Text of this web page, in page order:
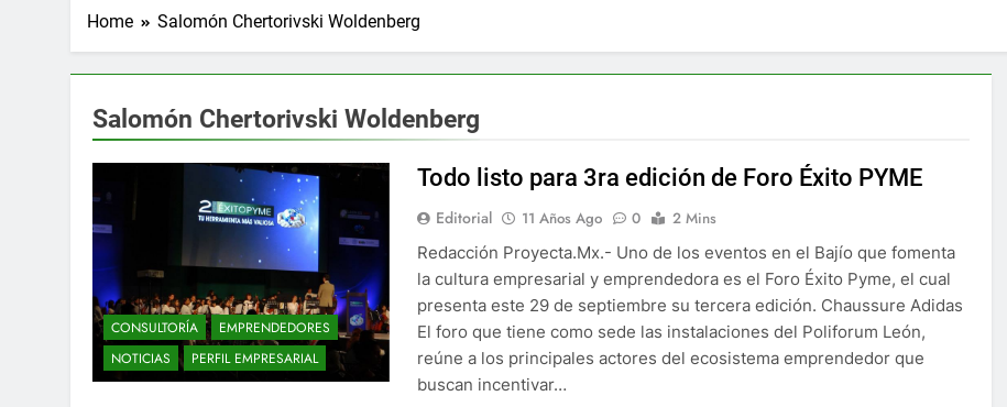
Home Salomón Chertorivski Woldenberg
Salomón Chertorivski Woldenberg
CONSULTORÍA
EMPRENDEDORES
NOTICIAS
PERFIL EMPRESARIAL
Todo listo para 3ra edición de Foro Éxito PYME
Editorial 11 Años Ago 0
2 Mins
Redacción Proyecta.Mx.- Uno de los eventos en el Bajío que fomenta
la cultura empresarial y emprendedora es el Foro Éxito Pyme, el cual
presenta este 29 de septiembre su tercera edición. Chaussure Adidas
El foro que tiene como sede las instalaciones del Poliforum León,
reúne a los principales actores del ecosistema emprendedor que
buscan incentivar…